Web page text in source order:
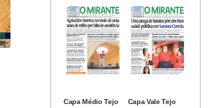
Capa Médio Tejo Capa Vale Tejo